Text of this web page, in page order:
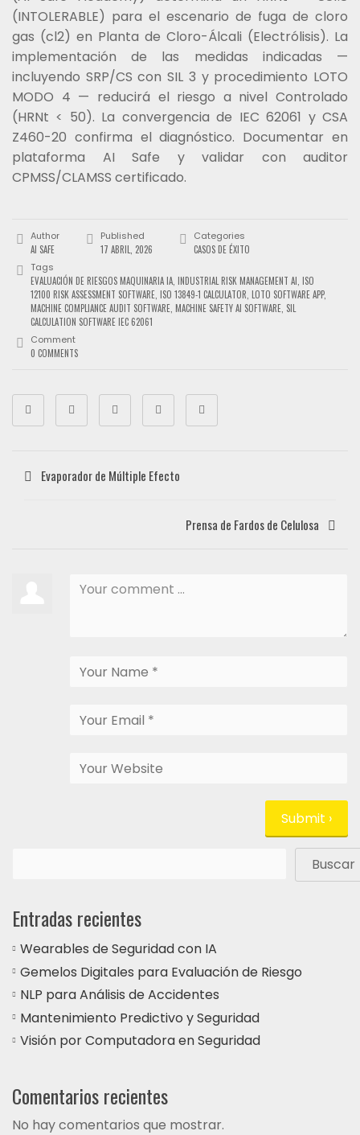
(INTOLERABLE) para el escenario de fuga de cloro
gas (cl2) en Planta de Cloro-Álcali (Electrólisis). La
implementación de las medidas indicadas —
incluyendo SRP/CS con SIL 3 y procedimiento LOTO
MODO 4 — reducirá el riesgo a nivel Controlado
(HRNt < 50). La convergencia de IEC 62061 y CSA
Z460-20 confirma el diagnóstico. Documentar en
plataforma AI Safe y validar con auditor
CPMSS/CLAMSS certificado.
Author
AI SAFE
Published
17 ABRIL, 2026
Categories
CASOS DE ÉXITO
Tags
EVALUACIÓN DE RIESGOS MAQUINARIA IA INDUSTRIAL RISK MANAGEMENT AI ISO
12100 RISK ASSESSMENT SOFTWARE ISO 13849-1 CALCULATOR LOTO SOFTWARE APP,
MACHINE COMPLIANCE AUDIT SOFTWARE MACHINE SAFETY AI SOFTWARE SIL
CALCULATION SOFTWARE IEC 62061
Comment
0 COMMENTS
Evaporador de Múltiple Efecto
Prensa de Fardos de Celulosa
Buscar
Entradas recientes
Wearables de Seguridad con IA
Gemelos Digitales para Evaluación de Riesgo
NLP para Análisis de Accidentes
Mantenimiento Predictivo y Seguridad
Visión por Computadora en Seguridad
Comentarios recientes
No hay comentarios que mostrar.